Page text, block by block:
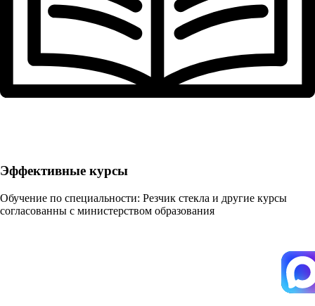
Эффективные курсы
Обучение по специальности: Резчик стекла и другие курсы
согласованны с министерством образования